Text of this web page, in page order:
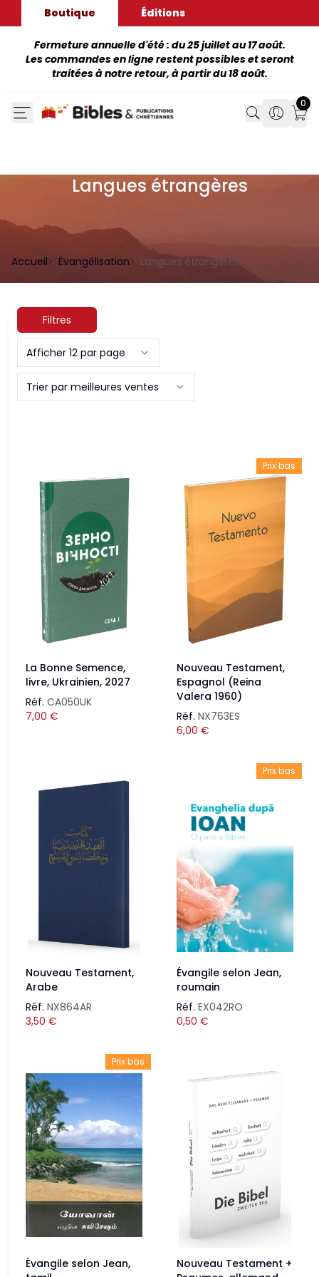
Boutique Éditions
Fermeture annuelle d'été : du 25 juillet au 17 août.
Les commandes en ligne restent possibles et seront
traitées à notre retour, à partir du 18 août.
Search
Search
0
Langues étrangères
Accueil Évangélisation Langues étrangères
Filtres
Afficher 12 par page
Trier par meilleures ventes
La Bonne Semence,
livre, Ukrainien, 2027
Réf. CA050UK
7,00 €
Prix bas
Nouveau Testament,
Espagnol (Reina
Valera 1960)
Réf. NX763ES
6,00 €
Nouveau Testament,
Arabe
Réf. NX864AR
3,50 €
Prix bas
Évangile selon Jean,
roumain
Réf. EX042RO
0,50 €
Prix bas
Évangile selon Jean,
Nouveau Testament +